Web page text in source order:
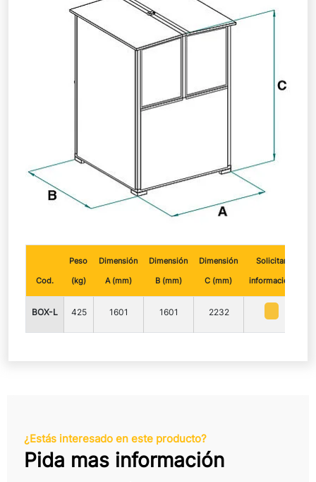
Cod.
Peso
(kg)
Dimensión
A (mm)
Dimensión
B (mm)
Dimensión
C (mm)
Solicitar
información
BOX-L 425 1601 1601 2232
¿Estás interesado en este producto?
Pida mas información